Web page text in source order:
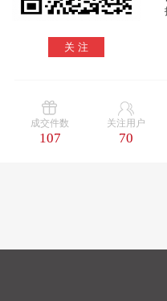
关 注
成交件数
107
关注用户
70